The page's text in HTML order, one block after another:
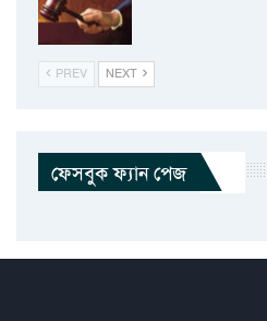
PREV NEXT
ফেসবুক ফ্যান পেজ